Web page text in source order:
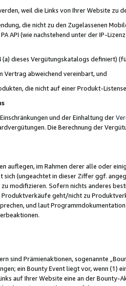
weil die Links von Ihrer Website zu
die nicht zu den Zugelassenen
API (wie nachstehend unter der IP-
dieses Vergütungskatalogs definiert)
Vertrag abweichend vereinbart, und
die nicht auf einer Produkt-
und der Einhaltung der
Die Berechnung der
auflegen, im Rahmen derer alle oder
sich (ungeachtet in dieser Ziffer ggf.
modifizieren. Sofern nichts anderes
geht/nicht zu
und laut
sind Prämienaktionen, sogenannte
ein Bounty Event liegt vor, wenn (1)
auf Ihrer Website eine an der